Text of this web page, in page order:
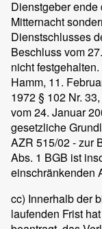
Dienstgeber
Mitternacht
Dienstschlusses
Beschluss vom
nicht
Hamm, 11.
1972 § 102 Nr.
vom 24. Januar
gesetzliche
AZR 515/02 - zur
Abs. 1 BGB ist
einschränkenden
cc) Innerhalb der
laufenden Frist